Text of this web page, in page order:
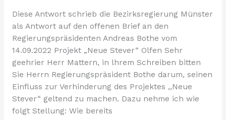
Diese Antwort schrieb die Bezirksregierung Münster
als Antwort auf den offenen Brief an den
Regierungspräsidenten Andreas Bothe vom
14.09.2022 Projekt „Neue Stever“ Olfen Sehr
geehrier Herr Mattern, in lhrem Schreiben bitten
Sie Herrn Regierungspräsident Bothe darum, seinen
Einfluss zur Verhinderung des Projektes ,,Neue
Stever“ geltend zu machen. Dazu nehme ich wie
folgt Stellung: Wie bereits
Brief
vom
14.09.2022